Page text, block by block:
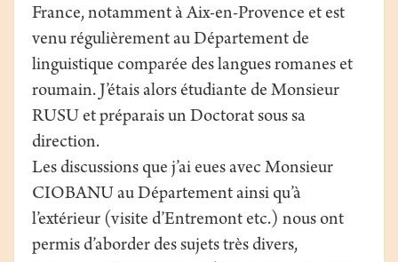
France, notamment à Aix-en-Provence et est
venu régulièrement au Département de
linguistique comparée des langues romanes et
roumain. J’étais alors étudiante de Monsieur
RUSU et préparais un Doctorat sous sa
direction.
Les discussions que j’ai eues avec Monsieur
CIOBANU au Département ainsi qu’à
l’extérieur (visite d’Entremont etc.) nous ont
permis d’aborder des sujets très divers,